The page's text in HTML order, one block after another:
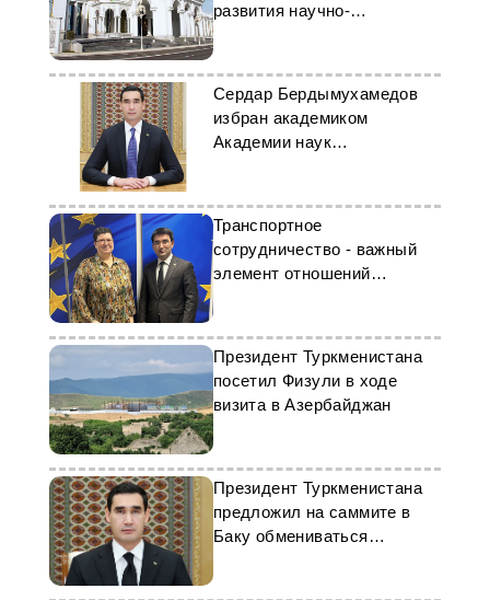
развития научно-
медицинской дипломатии
Сердар Бердымухамедов
избран академиком
Академии наук
Транспортное
сотрудничество - важный
элемент отношений
Туркменистана и ЕС
Президент Туркменистана
посетил Физули в ходе
визита в Азербайджан
Президент Туркменистана
предложил на саммите в
Баку обмениваться